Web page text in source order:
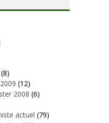
(8)
(12)
2008 (6)
actuel (79)